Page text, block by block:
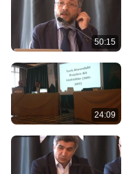
50:15
24:09